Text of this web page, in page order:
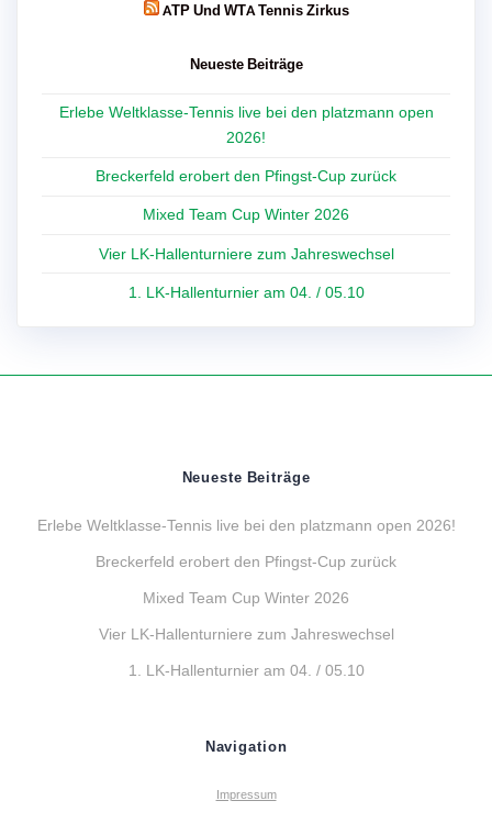
ATP Und WTA Tennis Zirkus
Neueste Beiträge
Erlebe Weltklasse-Tennis live bei den platzmann open
2026!
Breckerfeld erobert den Pfingst-Cup zurück
Mixed Team Cup Winter 2026
Vier LK-Hallenturniere zum Jahreswechsel
1. LK-Hallenturnier am 04. / 05.10
Neueste Beiträge
Erlebe Weltklasse-Tennis live bei den platzmann open 2026!
Breckerfeld erobert den Pfingst-Cup zurück
Mixed Team Cup Winter 2026
Vier LK-Hallenturniere zum Jahreswechsel
1. LK-Hallenturnier am 04. / 05.10
Navigation
Impressum